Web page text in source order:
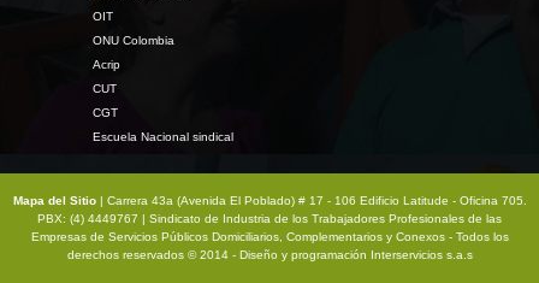
OIT
ONU Colombia
Acrip
CUT
CGT
Escuela Nacional sindical
Mapa del Sitio | Carrera 43a (Avenida El Poblado) # 17 - 106 Edificio Latitude - Oficina 705.
PBX: (4) 4449767 | Sindicato de Industria de los Trabajadores Profesionales de las
Empresas de Servicios Públicos Domiciliarios, Complementarios y Conexos - Todos los
derechos reservados © 2014 - Diseño y programación Interservicios s.a.s